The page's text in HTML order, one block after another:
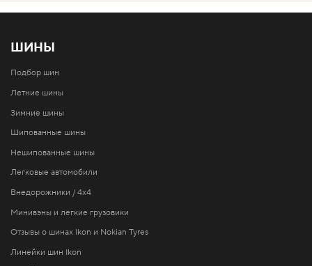
ШИНЫ
Подбор шин
Летние шины
Зимние шины
Шипованные шины
Нешипованные шины
Легковые автомобили
Внедорожники / 4x4
Минивэны и легкие грузовики
Отзывы о шинах Ikon и Nokian Tyres
Линейки шин Ikon